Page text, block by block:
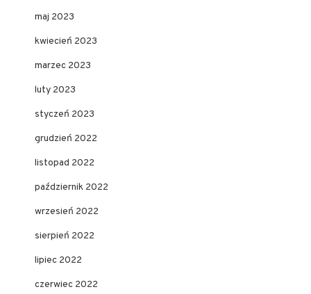
maj 2023
kwiecień 2023
marzec 2023
luty 2023
styczeń 2023
grudzień 2022
listopad 2022
październik 2022
wrzesień 2022
sierpień 2022
lipiec 2022
czerwiec 2022